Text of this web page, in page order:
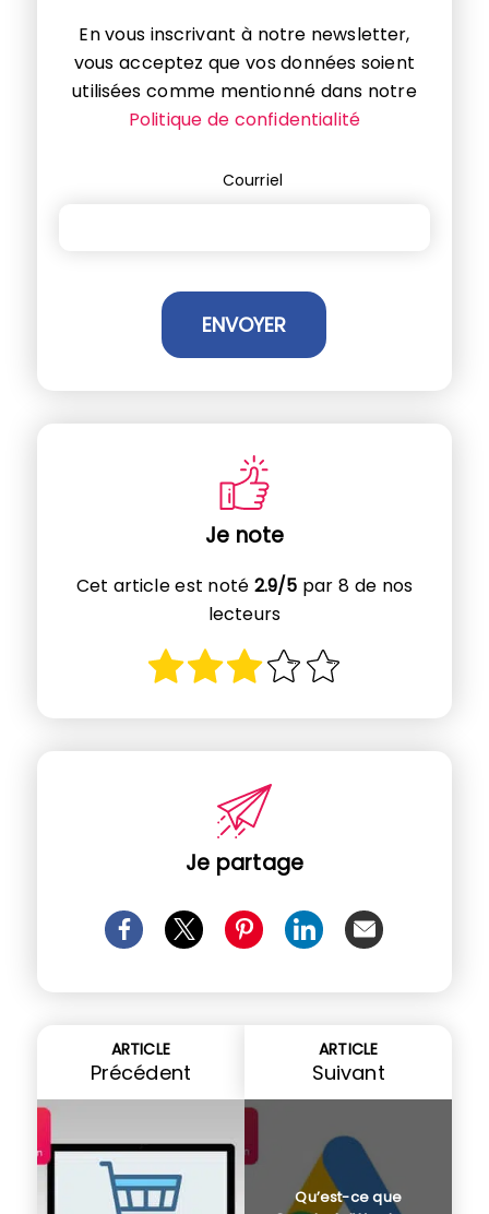
En vous inscrivant à notre newsletter,
vous acceptez que vos données soient
utilisées comme mentionné dans notre
Politique de confidentialité
Courriel
Je note
Cet article est noté 2.9/5 par 8 de nos
lecteurs
Je partage
ARTICLE
Précédent
ARTICLE
Suivant
Qu’est-ce que